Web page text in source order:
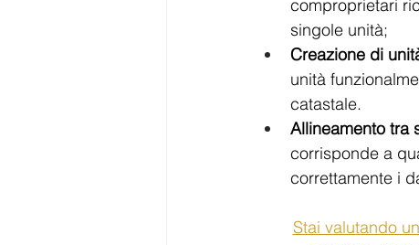
comproprietari
singole unità;
Creazione di
unità
catastale.
Allineamento tra
corrisponde a
correttamente i
Stai valutando